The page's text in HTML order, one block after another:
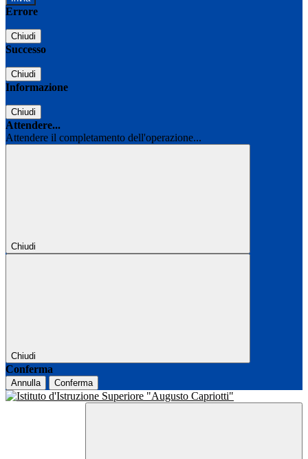
Errore
Chiudi
Successo
Chiudi
Informazione
Chiudi
Attendere...
Attendere il completamento dell'operazione...
Chiudi
Chiudi
Conferma
Annulla Conferma